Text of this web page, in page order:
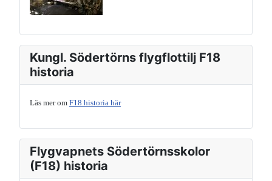
Kungl. Södertörns flygflottilj F18
historia
Läs mer om F18 historia här
Flygvapnets Södertörnsskolor
(F18) historia